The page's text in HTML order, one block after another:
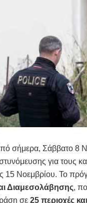
σήμερα, Σάββατο 8
για τους
15 Νοεμβρίου. Το
Διαμεσολάβησης,
σε 25 περιοχές